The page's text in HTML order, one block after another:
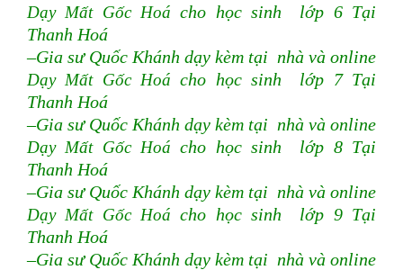
Dạy Mất Gốc Hoácho học sinh lớp 6 Tại
Thanh Hoá
–Gia sư Quốc Khánh dạy kèm tại nhà và online
Dạy Mất Gốc Hoácho học sinh lớp 7 Tại
Thanh Hoá
–Gia sư Quốc Khánh dạy kèm tại nhà và online
Dạy Mất Gốc Hoácho học sinh lớp 8 Tại
Thanh Hoá
–Gia sư Quốc Khánh dạy kèm tại nhà và online
Dạy Mất Gốc Hoácho học sinh lớp 9 Tại
Thanh Hoá
–Gia sư Quốc Khánh dạy kèm tại nhà và online